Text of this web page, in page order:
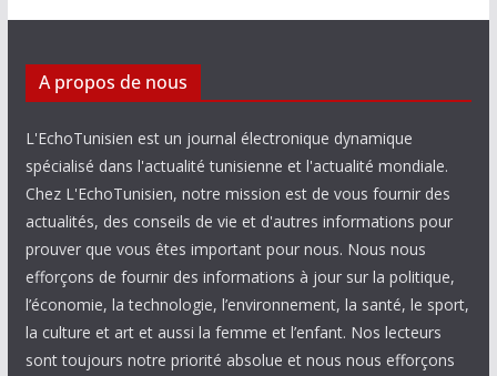
A propos de nous
L'EchoTunisien est un journal électronique dynamique
spécialisé dans l'actualité tunisienne et l'actualité mondiale.
Chez L'EchoTunisien, notre mission est de vous fournir des
actualités, des conseils de vie et d'autres informations pour
prouver que vous êtes important pour nous. Nous nous
efforçons de fournir des informations à jour sur la politique,
l’économie, la technologie, l’environnement, la santé, le sport,
la culture et art et aussi la femme et l’enfant. Nos lecteurs
sont toujours notre priorité absolue et nous nous efforçons